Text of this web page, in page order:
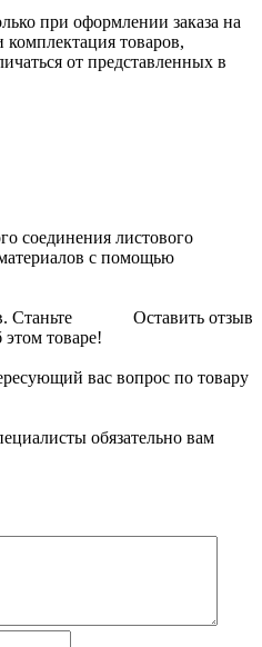
при оформлении заказа на
комплектация товаров,
от представленных в
соединения листового
с помощью
Оставить отзыв
Станьте
товаре!
вас вопрос по товару
обязательно вам